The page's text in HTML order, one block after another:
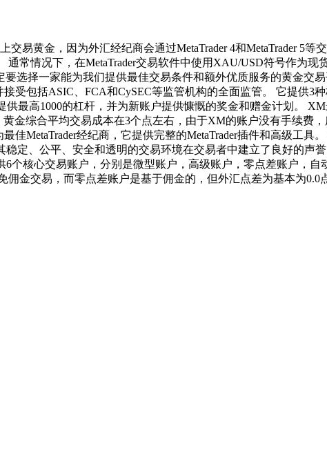
易黄金，因为外汇经纪商会通过MetaTrader 4和MetaTrader 5
常情况下，在MetaTrader交易软件中使用XAU/USD符号作为现
选择一家能为我们提供最佳交易条件和额外优质服务的黄金交
受包括ASIC、FCA和CySEC等监管机构的全面监管。 它提供3
最高1000的杠杆，并为新账户提供慷慨的奖金和赠金计划。
金综合平均交易成本在3个点左右，由于XM的账户没有手续费
MetaTrader经纪商，它提供完整的MetaTrader插件和高级工具
定、公平、安全和透明的交易环境在交易者中建立了良好的声
个核心交易账户，分别是微型账户，高级账户，零点差账户，
金交易，而零点差账户是基于佣金的，但外汇点差为基本为0.0